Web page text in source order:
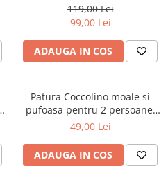
viteza
119,00 Lei
99,00 Lei
ADAUGA IN COS
Patura Coccolino moale si
pufoasa pentru 2 persoane,
200X230 cm, Valuri Waves
49,00 Lei
ADAUGA IN COS